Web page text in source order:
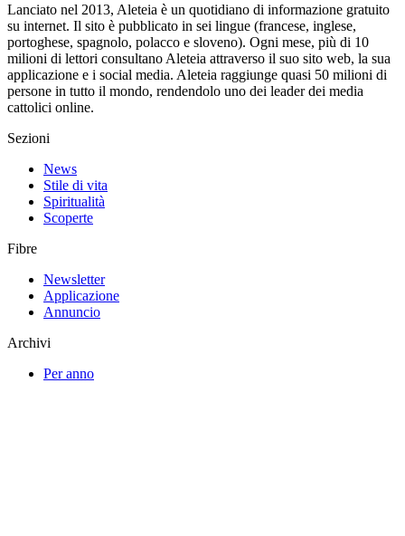
Lanciato nel 2013, Aleteia è un quotidiano di informazione gratuito
su internet. Il sito è pubblicato in sei lingue (francese, inglese,
portoghese, spagnolo, polacco e sloveno). Ogni mese, più di 10
milioni di lettori consultano Aleteia attraverso il suo sito web, la sua
applicazione e i social media. Aleteia raggiunge quasi 50 milioni di
persone in tutto il mondo, rendendolo uno dei leader dei media
cattolici online.
Sezioni
News
Stile di vita
Spiritualità
Scoperte
Fibre
Newsletter
Applicazione
Annuncio
Archivi
Per anno